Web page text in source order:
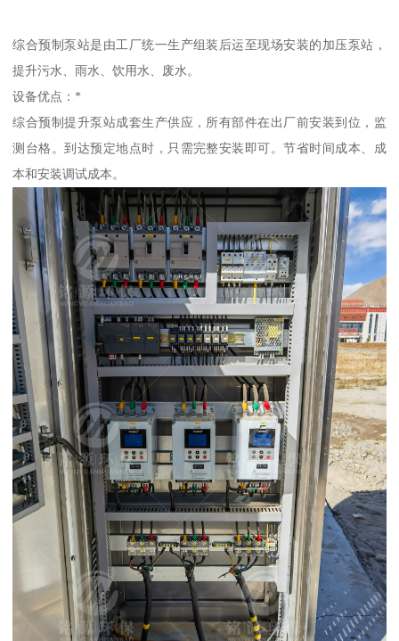
综合预制泵站是由工厂统一生产组装后运至现场安装的加压泵站，
提升污水、雨水、饮用水、废水。
设备优点：*
综合预制提升泵站成套生产供应，所有部件在出厂前安装到位，监
测台格。到达预定地点时，只需完整安装即可。节省时间成本、成
本和安装调试成本。